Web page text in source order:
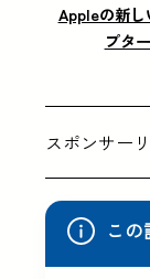
Appleの新し
プタ
スポンサー
こ